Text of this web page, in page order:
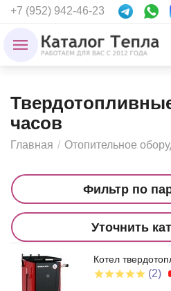
+7 (952) 942-46-23
часов
Главная / Отопительное
Фильтр по
Уточнить
Котел
(2)